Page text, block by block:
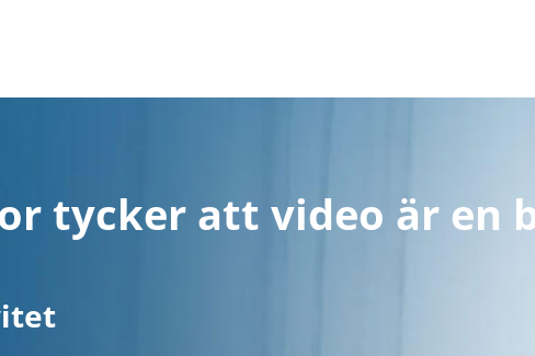
tycker att video är en